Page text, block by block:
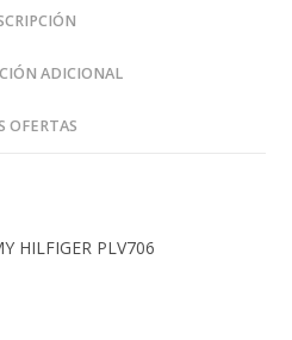
ADICIONAL
OFERTAS
HILFIGER PLV706